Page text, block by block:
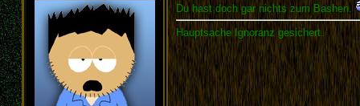
Du hast doch gar nichts zum Bashen.
Hauptsache Ignoranz gesichert.